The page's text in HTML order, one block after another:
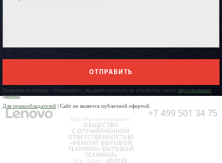
ОТПРАВИТЬ
Нажимая на кнопку «Отправить», вы даете согласие на обработку своих персональных
данных
Для правообладателей | Сайт не является публичной офертой.
+7 499 501 34 75
Юр. Наименование:
ОБЩЕСТВО
С ОГРАНИЧЕННОЙ
ОТВЕТСТВЕННОСТЬЮ
«РЕМОНТ БЫТОВОЙ
ТЕХНИКИ» БЫТОВОЙ
ТЕХНИКИ»
Юр. Адрес: 454138,